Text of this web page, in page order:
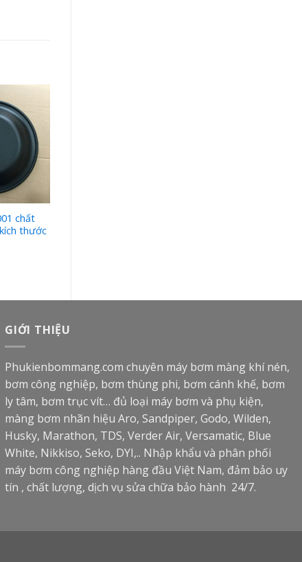
chất
thước
GIỚI THIỆU
Phukienbommang.com chuyên máy bơm màng khí nén,
bơm công nghiệp, bơm thùng phi, bơm cánh khế, bơm
ly tâm, bơm trục vít… đủ loại máy bơm và phụ kiện,
màng bơm nhãn hiệu Aro, Sandpiper, Godo, Wilden,
Husky, Marathon, TDS, Verder Air, Versamatic, Blue
White, Nikkiso, Seko, DYI,.. Nhập khẩu và phân phối
máy bơm công nghiệp hàng đầu Việt Nam, đảm bảo uy
tín , chất lượng, dịch vụ sửa chữa bảo hành 24/7.